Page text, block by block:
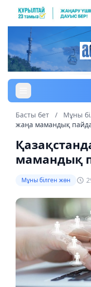
Басты бет / Мұны
жаңа мамандық
мамандық
Мұны білген жөн